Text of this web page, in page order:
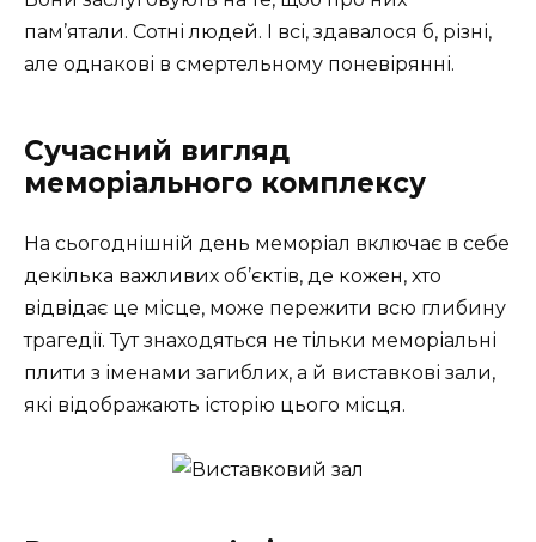
пам’ятали. Сотні людей. І всі, здавалося б, різні,
але однакові в смертельному поневірянні.
Сучасний вигляд
меморіального комплексу
На сьогоднішній день меморіал включає в себе
декілька важливих об’єктів, де кожен, хто
відвідає це місце, може пережити всю глибину
трагедії. Тут знаходяться не тільки меморіальні
плити з іменами загиблих, а й виставкові зали,
які відображають історію цього місця.